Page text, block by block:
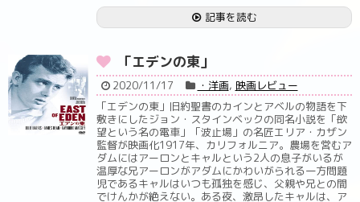
記事を読む
「エデンの東」
2020/11/17 ・洋画, 映画レビュー
「エデンの東」旧約聖書のカインとアベルの物語を下
敷きにしたジョン・スタインベックの同名小説を「欲
望という名の電車」「波止場」の名匠エリア・カザン
監督が映画化1917年、カリフォルニア。農場を営むア
ダムにはアーロンとキャルという2人の息子がいるが
温厚な兄アーロンがアダムにかわいがられる一方問題
児であるキャルはいつも孤独を感じ、父親や兄との間
でけんかが絶えない。ある夜、激昂したキャルは、ア